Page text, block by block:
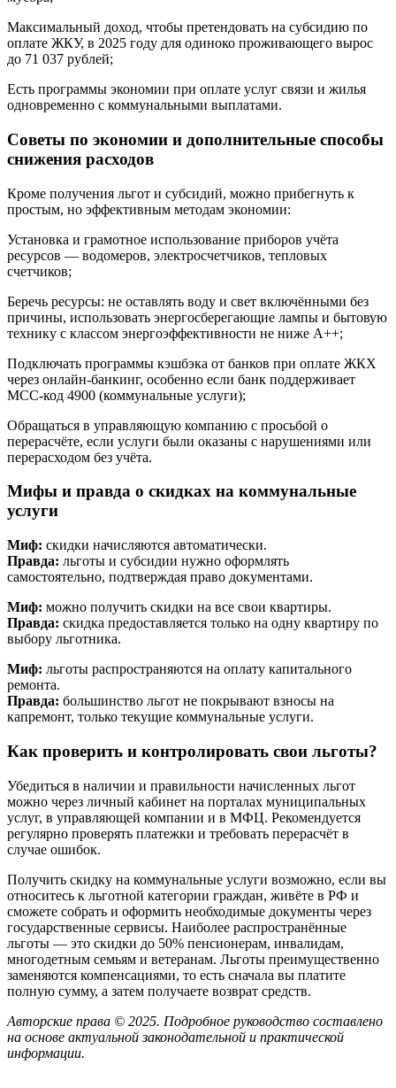
Максимальный доход, чтобы претендовать на субсидию по
оплате ЖКУ, в 2025 году для одиноко проживающего вырос
до 71 037 рублей;
Есть программы экономии при оплате услуг связи и жилья
одновременно с коммунальными выплатами.
Советы по экономии и дополнительные способы
снижения расходов
Кроме получения льгот и субсидий, можно прибегнуть к
простым, но эффективным методам экономии:
Установка и грамотное использование приборов учёта
ресурсов — водомеров, электросчетчиков, тепловых
счетчиков;
Беречь ресурсы: не оставлять воду и свет включёнными без
причины, использовать энергосберегающие лампы и бытовую
технику с классом энергоэффективности не ниже А++;
Подключать программы кэшбэка от банков при оплате ЖКХ
через онлайн-банкинг, особенно если банк поддерживает
MCC-код 4900 (коммунальные услуги);
Обращаться в управляющую компанию с просьбой о
перерасчёте, если услуги были оказаны с нарушениями или
перерасходом без учёта.
Мифы и правда о скидках на коммунальные
услуги
Миф: скидки начисляются автоматически.
Правда: льготы и субсидии нужно оформлять
самостоятельно, подтверждая право документами.
Миф: можно получить скидки на все свои квартиры.
Правда: скидка предоставляется только на одну квартиру по
выбору льготника.
Миф: льготы распространяются на оплату капитального
ремонта.
Правда: большинство льгот не покрывают взносы на
капремонт, только текущие коммунальные услуги.
Как проверить и контролировать свои льготы?
Убедиться в наличии и правильности начисленных льгот
можно через личный кабинет на порталах муниципальных
услуг, в управляющей компании и в МФЦ. Рекомендуется
регулярно проверять платежки и требовать перерасчёт в
случае ошибок.
Получить скидку на коммунальные услуги возможно, если вы
относитесь к льготной категории граждан, живёте в РФ и
сможете собрать и оформить необходимые документы через
государственные сервисы. Наиболее распространённые
льготы — это скидки до 50% пенсионерам, инвалидам,
многодетным семьям и ветеранам. Льготы преимущественно
заменяются компенсациями, то есть сначала вы платите
полную сумму, а затем получаете возврат средств.
Авторские права © 2025. Подробное руководство составлено
на основе актуальной законодательной и практической
информации.